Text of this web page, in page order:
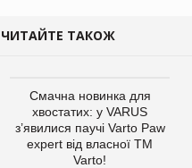
ЧИТАЙТЕ ТАКОЖ
Смачна новинка для
хвостатих: у VARUS
з’явилися паучі Varto Paw
expert від власної ТМ
Varto!